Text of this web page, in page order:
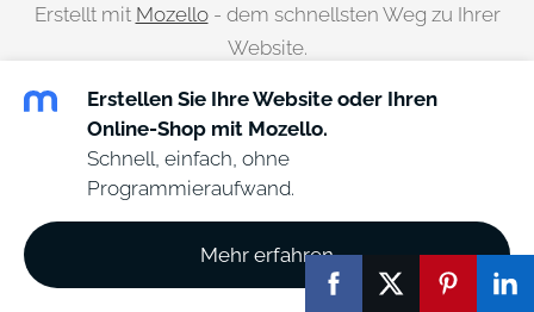
Erstellt mit Mozello- dem schnellsten Weg zu Ihrer
Website.
Erstellen Sie Ihre Website oder Ihren
Online-Shop mit Mozello.
Schnell, einfach, ohne
Programmieraufwand.
Mehr erfahren